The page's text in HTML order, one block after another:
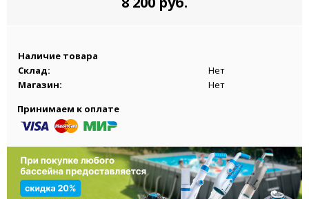
Наличие товара
Склад:
Нет
Магазин:
Нет
Принимаем к оплате